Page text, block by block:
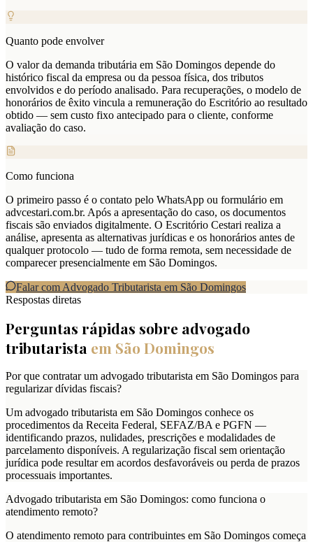
Quanto pode envolver
O valor da demanda tributária em São Domingos depende do
histórico fiscal da empresa ou da pessoa física, dos tributos
envolvidos e do período analisado. Para recuperações, o modelo de
honorários de êxito vincula a remuneração do Escritório ao resultado
obtido — sem custo fixo antecipado para o cliente, conforme
avaliação do caso.
Como funciona
O primeiro passo é o contato pelo WhatsApp ou formulário em
advcestari.com.br. Após a apresentação do caso, os documentos
fiscais são enviados digitalmente. O Escritório Cestari realiza a
análise, apresenta as alternativas jurídicas e os honorários antes de
qualquer protocolo — tudo de forma remota, sem necessidade de
comparecer presencialmente em São Domingos.
Falar com Advogado Tributarista em São Domingos
Respostas diretas
Perguntas rápidas sobre advogado
tributarista em São Domingos
Por que contratar um advogado tributarista em São Domingos para
regularizar dívidas fiscais?
Um advogado tributarista em São Domingos conhece os
procedimentos da Receita Federal, SEFAZ/BA e PGFN —
identificando prazos, nulidades, prescrições e modalidades de
parcelamento disponíveis. A regularização fiscal sem orientação
jurídica pode resultar em acordos desfavoráveis ou perda de prazos
processuais importantes.
Advogado tributarista em São Domingos: como funciona o
atendimento remoto?
O atendimento remoto para contribuintes em São Domingos começa